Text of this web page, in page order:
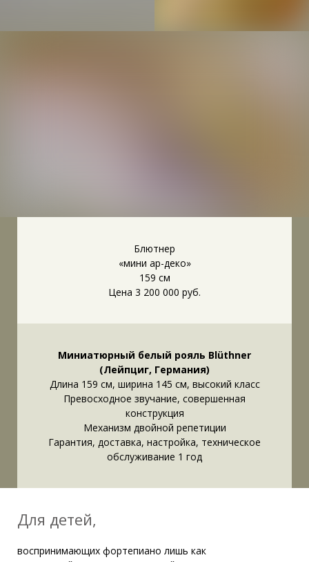
Блютнер
«мини ар-деко»
159 см
Цена 3 200 000 руб.
Миниатюрный белый рояль Blüthner
(Лейпциг, Германия)
Длина 159 см, ширина 145 см, высокий класс
Превосходное звучание, совершенная
конструкция
Механизм двойной репетиции
Гарантия, доставка, настройка, техническое
обслуживание 1 год
Для детей,
воспринимающих фортепиано лишь как